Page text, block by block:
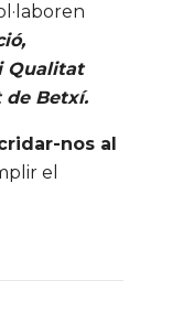
Qualitat
Betxí.
nos al
el